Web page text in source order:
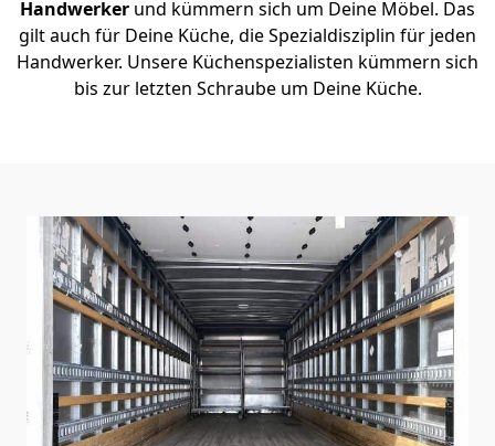
Handwerker und kümmern sich um Deine Möbel. Das
gilt auch für Deine Küche, die Spezialdisziplin für jeden
Handwerker. Unsere Küchenspezialisten kümmern sich
bis zur letzten Schraube um Deine Küche.